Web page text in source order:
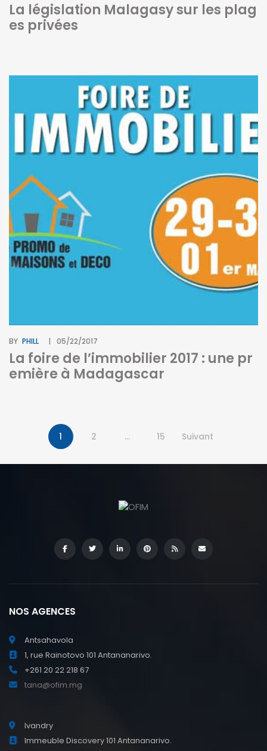
La législation Malagasy sur les plag
es privées
BY PHILL 05/22/2017
La foire de l’immobilier 2017 : une pr
emière à Madagascar
1 2 … 15 Suivant
NOS AGENCES
Antsahavola
1, rue Rainotovo 101 Antananarivo.
+261 20 22 218 67
tana@ofim.mg
Ivandry
Immeuble Discovery 101 Antananarivo.